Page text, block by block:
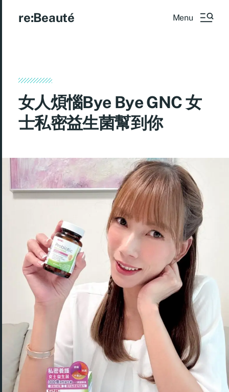
re:Beauté Menu
女人煩惱Bye Bye GNC 女
士私密益生菌幫到你